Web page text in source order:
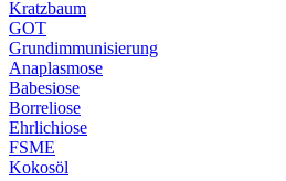
Kratzbaum
GOT
Grundimmunisierung
Anaplasmose
Babesiose
Borreliose
Ehrlichiose
FSME
Kokosöl